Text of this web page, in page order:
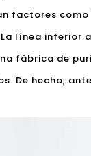
factores
línea inferior
fábrica de
De hecho,